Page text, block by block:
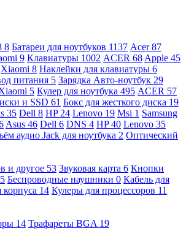
8 Батареи для ноутбуков 1137 Acer87
9 Клавиатуры 1002 ACER 68 Apple 45
Xiaomi 8 Наклейки для клавиатуры 6
питания 5 Зарядка Авто-ноутбук 29
5 Кулер для ноутбука 495 ACER 57
и SSD 61 Бокс для жесткого диска 19
35 Dell 8 HP 24 Lenovo 19 Msi 1 Samsung
Asus 46 Dell 6 DNS 4 HP40 Lenovo 35
аудио Jack для ноутбука 2 Оптический
и другое 53 Звуковая карта 6 Кнопки
Беспроводные наушники 0 Кабель для
14 Кулеры для процессоров 11
14 Трафареты BGA 19